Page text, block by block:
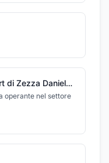
pneumatici più
in modo
Centro Revisioni e
disponibili
il nostro sito
Autofficina Dr Autosport di Zezza Daniele e Roberto
operante nel settore